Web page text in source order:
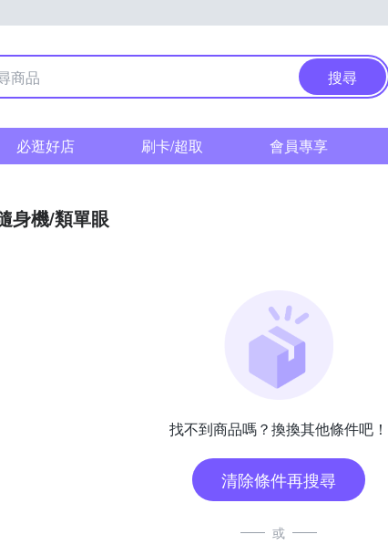
搜尋
必逛好店 刷卡/超取 會員專享
身機/類單眼
找不到商品嗎？換換其他條件吧！
清除條件再搜尋
或